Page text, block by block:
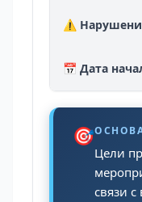
⚠️
📅 Дата
🎯
Цели
связи